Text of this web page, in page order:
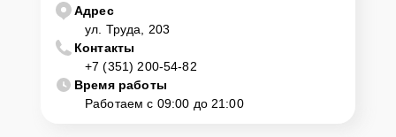
Адрес
ул. Труда, 203
Контакты
+7 (351) 200-54-82
Время работы
Работаем с 09:00 до 21:00